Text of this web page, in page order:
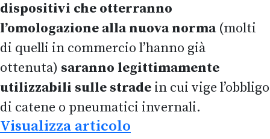
dispositivi che otterranno
l’omologazione alla nuova norma(molti
di quelli in commercio l’hanno già
ottenuta) saranno legittimamente
utilizzabili sulle strade in cui vige l’obbligo
di catene o pneumatici invernali.
Visualizza articolo